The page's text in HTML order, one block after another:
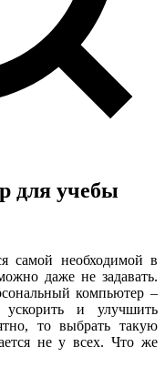
для учебы
самой необходимой в
даже не задавать.
компьютер –
ускорить и улучшить
то выбрать такую
не у всех. Что же